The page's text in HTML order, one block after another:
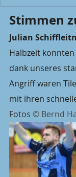
Stimmen
Julian
Halbzeit
dank unseres
Angriff waren
mit ihren
Fotos © Bernd